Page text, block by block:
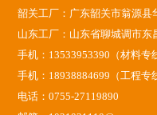
韶关工厂：广东韶关市翁源县
山东工厂：山东省聊城调市东
手机：13533953390（材料专
手机：18938884699（工程专
电话：0755-27119890